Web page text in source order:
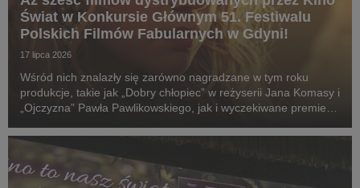
Świat w Konkursie Głównym 51. Festiwalu
Polskich Filmów Fabularnych w Gdyni!
17 lipca 2026
Wśród nich znalazły się zarówno nagradzane w tym roku
produkcje, takie jak „Dobry chłopiec” w reżyserii Jana Komasy i
„Ojczyzna” Pawła Pawlikowskiego, jak i wyczekiwane premiery:
„Violetta Villas”.